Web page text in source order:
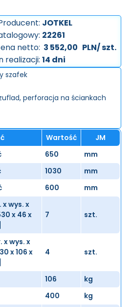
JOTKEL
22261
netto: 3 552,00 PLN/ szt.
realizacji: 14 dni
szafek
perforacja na ściankach
Wartość
JM
650
mm
1030
mm
600
mm
wys. x
x 46 x
7 szt.
x wys. x
x 106 x
4 szt.
106
kg
400
kg